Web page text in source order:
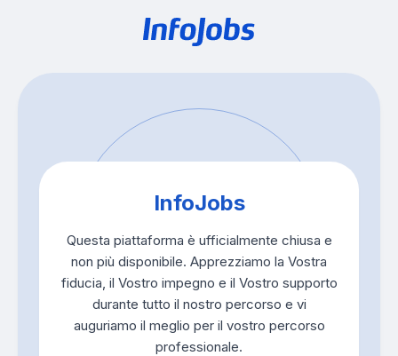
InfoJobs
Questa piattaforma è ufficialmente chiusa e
non più disponibile. Apprezziamo la Vostra
fiducia, il Vostro impegno e il Vostro supporto
durante tutto il nostro percorso e vi
auguriamo il meglio per il vostro percorso
professionale.